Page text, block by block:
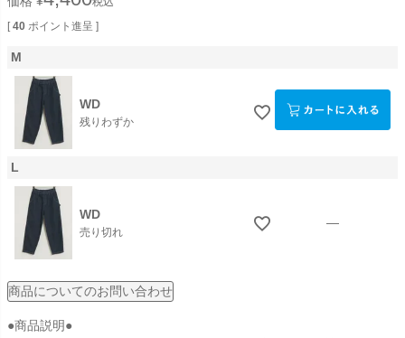
[ 40 ポイント進呈 ]
M
WD
残りわずか
L
WD
売り切れ
—
商品についてのお問い合わせ
●商品説明●